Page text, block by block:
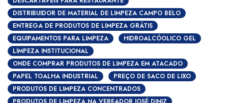
DISTRIBUIDOR DE MATERIAL DE LIMPEZA CAMPO BELO
ENTREGA DE PRODUTOS DE LIMPEZA GRÁTIS
EQUIPAMENTOS PARA LIMPEZA
HIDROALCÓOLICO GEL
LIMPEZA INSTITUCIONAL
ONDE COMPRAR PRODUTOS DE LIMPEZA EM ATACADO
PAPEL TOALHA INDUSTRIAL
PREÇO DE SACO DE LIXO
PRODUTOS DE LIMPEZA CONCENTRADOS